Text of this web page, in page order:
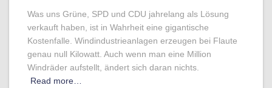
Was uns Grüne, SPD und CDU jahrelang als Lösung
verkauft haben, ist in Wahrheit eine gigantische
Kostenfalle. Windindustrieanlagen erzeugen bei Flaute
genau null Kilowatt. Auch wenn man eine Million
Windräder aufstellt, ändert sich daran nichts.
Read more…